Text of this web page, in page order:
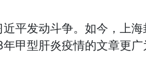
平发动斗争。如今，上海
甲型肝炎疫情的文章更